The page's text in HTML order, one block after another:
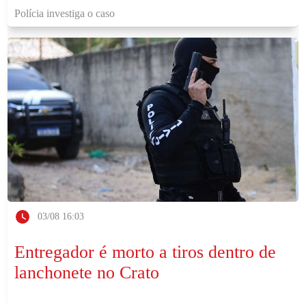
Polícia investiga o caso
03/08 16:03
Entregador é morto a tiros dentro de
lanchonete no Crato